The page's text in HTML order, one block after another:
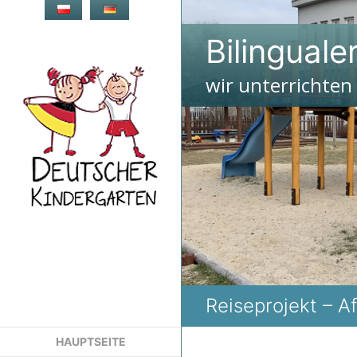
HAUPTSEITE
springen
wir unterrichten
Reiseprojekt –